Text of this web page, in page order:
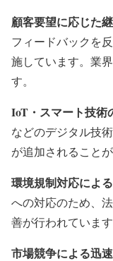
顧客要望に応じた
フィードバックを
施しています。業
す。
IoT・スマート技術
などのデジタル技
が追加されること
環境規制対応によ
への対応のため、
善が行われています
市場競争による迅